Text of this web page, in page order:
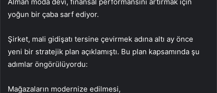
yoğun bir çaba sarf ediyor.
Şirket, mali gidişatı tersine çevirmek adına altı ay önce
yeni bir stratejik plan açıklamıştı. Bu plan kapsamında şu
adımlar öngörülüyordu:
Mağazaların modernize edilmesi,